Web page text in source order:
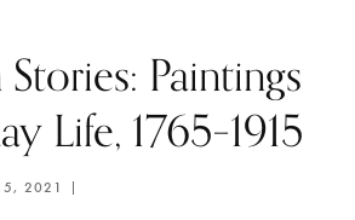
Paintings
Life, 1765–1915
2021